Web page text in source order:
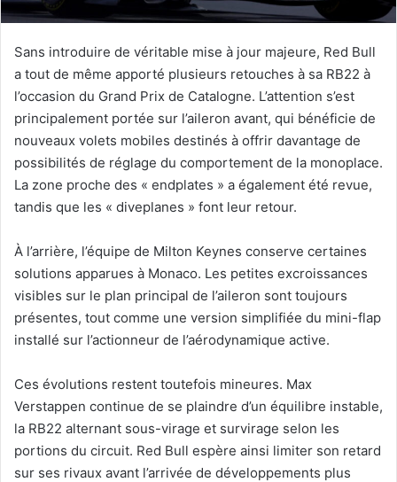
Sans introduire de véritable mise à jour majeure, Red Bull
a tout de même apporté plusieurs retouches à sa RB22 à
l’occasion du Grand Prix de Catalogne. L’attention s’est
principalement portée sur l’aileron avant, qui bénéficie de
nouveaux volets mobiles destinés à offrir davantage de
possibilités de réglage du comportement de la monoplace.
La zone proche des « endplates » a également été revue,
tandis que les « diveplanes » font leur retour.
À l’arrière, l’équipe de Milton Keynes conserve certaines
solutions apparues à Monaco. Les petites excroissances
visibles sur le plan principal de l’aileron sont toujours
présentes, tout comme une version simplifiée du mini-flap
installé sur l’actionneur de l’aérodynamique active.
Ces évolutions restent toutefois mineures. Max
Verstappen continue de se plaindre d’un équilibre instable,
la RB22 alternant sous-virage et survirage selon les
portions du circuit. Red Bull espère ainsi limiter son retard
sur ses rivaux avant l’arrivée de développements plus